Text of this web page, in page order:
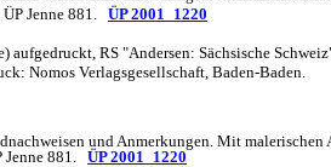
Jenne 881. ÜP 2001_1220
RS "Andersen: Sächsische
Nomos Verlagsgesellschaft, Baden-Baden.
und Anmerkungen. Mit
881. ÜP 2001_1220